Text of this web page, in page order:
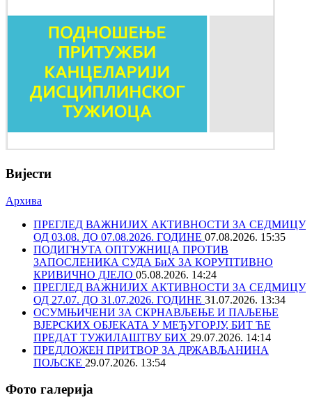
Вијести
Архива
ПРЕГЛЕД ВАЖНИЈИХ АКТИВНОСТИ ЗА СЕДМИЦУ
ОД 03.08. ДО 07.08.2026. ГОДИНЕ 07.08.2026. 15:35
ПОДИГНУТА ОПТУЖНИЦА ПРОТИВ
ЗАПОСЛЕНИКА СУДА БиХ ЗА КОРУПТИВНО
КРИВИЧНО ДЈЕЛО 05.08.2026. 14:24
ПРЕГЛЕД ВАЖНИЈИХ АКТИВНОСТИ ЗА СЕДМИЦУ
ОД 27.07. ДО 31.07.2026. ГОДИНЕ 31.07.2026. 13:34
ОСУМЊИЧЕНИ ЗА СКРНАВЉЕЊЕ И ПАЉЕЊЕ
ВЈЕРСКИХ ОБЈЕКАТА У МЕЂУГОРЈУ, БИТ ЋЕ
ПРЕДАТ ТУЖИЛАШТВУ БИХ 29.07.2026. 14:14
ПРЕДЛОЖЕН ПРИТВОР ЗА ДРЖАВЉАНИНА
ПОЉСКЕ 29.07.2026. 13:54
Фото галерија